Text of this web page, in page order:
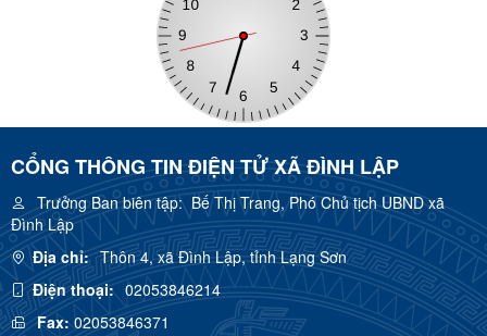
CỔNG THÔNG TIN ĐIỆN TỬ XÃ ĐÌNH LẬP
Trưởng Ban biên tập:Bế Thị Trang, Phó Chủ tịch UBND xã
Đình Lập
Địa chỉ: Thôn 4, xã Đình Lập, tỉnh Lạng Sơn
Điện thoại: 02053846214
Fax:02053846371